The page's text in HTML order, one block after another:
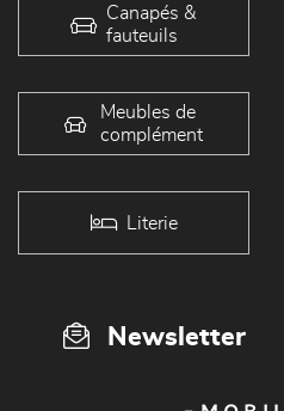
Canapés &
fauteuils
Meubles de
complément
Literie
Newsletter